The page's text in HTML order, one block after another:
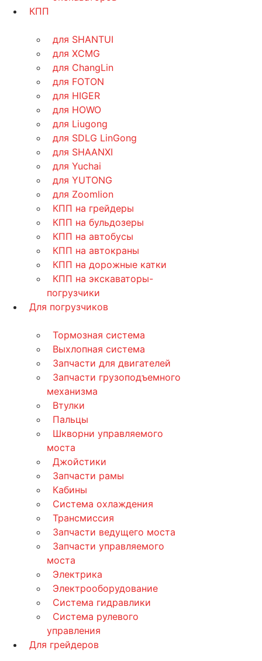
КПП
для SHANTUI
для XCMG
для ChangLin
для FOTON
для HIGER
для HOWO
для Liugong
для SDLG LinGong
для SHAANXI
для Yuchai
для YUTONG
для Zoomlion
КПП на грейдеры
КПП на бульдозеры
КПП на автобусы
КПП на автокраны
КПП на дорожные катки
КПП на экскаваторы-
погрузчики
Для погрузчиков
Тормозная система
Выхлопная система
Запчасти для двигателей
Запчасти грузоподъемного
механизма
Втулки
Пальцы
Шкворни управляемого
моста
Джойстики
Запчасти рамы
Кабины
Система охлаждения
Трансмиссия
Запчасти ведущего моста
Запчасти управляемого
моста
Электрика
Электрооборудование
Система гидравлики
Система рулевого
управления
Для грейдеров